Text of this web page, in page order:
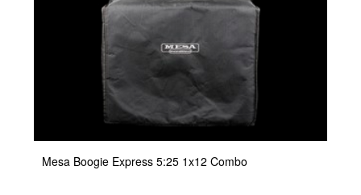
Mesa Boogie Express 5:25 1x12 Combo